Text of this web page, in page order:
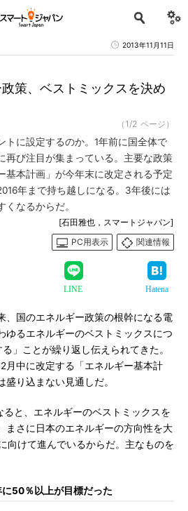
2013年11月11日
策、ベストミックスを決め
（1/2 ページ）
トに設定するのか。1年前に国全体で
再び注目が集まっている。主要な政策
基本計画」が今年末に改定される予定
年まで持ち越しになる。3年後には
なるからだ。
[石田雅也，スマートジャパン]
PC用表示
関連情報
LINE Hatena
国のエネルギー政策の根幹になる電
ゆるエネルギーのベストミックスにつ
」ことが繰り返し伝えられてきた。
月中に改定する「エネルギー基本計
り込まない見通しだ。
と、エネルギーのベストミックスを
まさに日本のエネルギーの方向性を大
向けて進んでいるからだ。主なものを
50％以上が目標だった